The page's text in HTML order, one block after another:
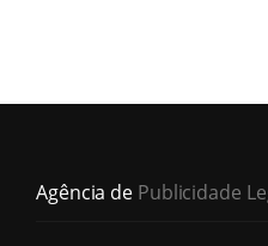
Agência de Publicidade